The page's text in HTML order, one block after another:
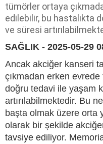
tümörler ortaya
edilebilir, bu hastalıkta
ve süresi
SAĞLIK - 2025-05-29
Ancak akciğer kanseri
çıkmadan erken
doğru tedavi ile yaşam
artırılabilmektedir. Bu
başta olmak üzere orta
olarak bir şekilde
tavsiye ediliyor.